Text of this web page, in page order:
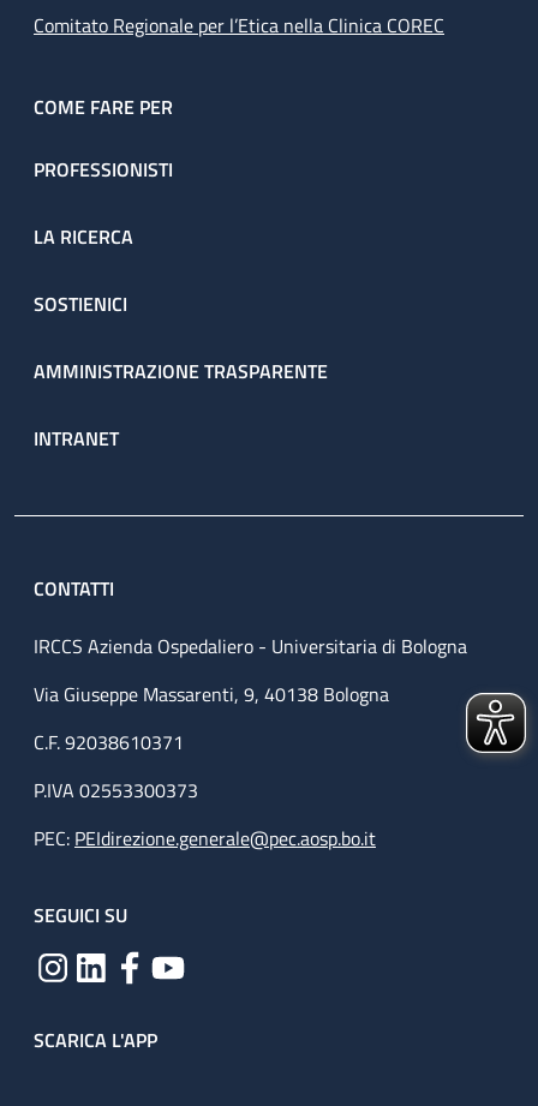
Comitato Regionale per l’Etica nella Clinica COREC
COME FARE PER
PROFESSIONISTI
LA RICERCA
SOSTIENICI
AMMINISTRAZIONE TRASPARENTE
INTRANET
CONTATTI
IRCCS Azienda Ospedaliero - Universitaria di Bologna
Via Giuseppe Massarenti, 9, 40138 Bologna
C.F. 92038610371
P.IVA 02553300373
PEC: PEIdirezione.generale@pec.aosp.bo.it
SEGUICI SU
SCARICA L'APP